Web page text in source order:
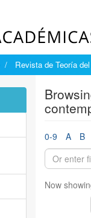
Revista de Teoría
0-9 A B
Now